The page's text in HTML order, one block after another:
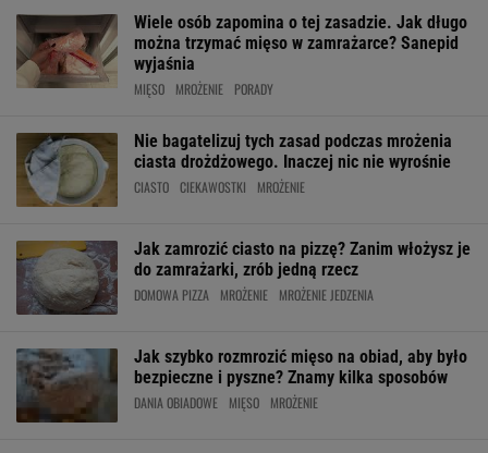
Wiele osób zapomina o tej zasadzie. Jak długo
można trzymać mięso w zamrażarce? Sanepid
wyjaśnia
MIĘSO MROŻENIE PORADY
Nie bagatelizuj tych zasad podczas mrożenia
ciasta drożdżowego. Inaczej nic nie wyrośnie
CIASTO CIEKAWOSTKI MROŻENIE
Jak zamrozić ciasto na pizzę? Zanim włożysz je
do zamrażarki, zrób jedną rzecz
DOMOWA PIZZA MROŻENIE MROŻENIE JEDZENIA
Jak szybko rozmrozić mięso na obiad, aby było
bezpieczne i pyszne? Znamy kilka sposobów
DANIA OBIADOWE MIĘSO MROŻENIE